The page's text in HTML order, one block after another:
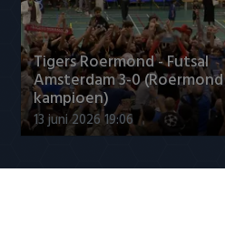
Tigers Roermond - Futsal
Amsterdam 3-0 (Roermond
kampioen)
13 juni 2026 19:06
Jupiler League